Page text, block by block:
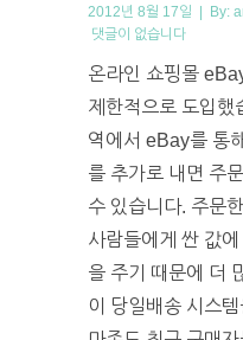
2012년 8월 17일 | By:
댓글이 없습니다
온라인 쇼핑몰
제한적으로 도입했
역에서 eBay를 통
를 추가로 내면 주
수 있습니다. 주문
사람들에게 싼 값
을 주기 때문에 더
이 당일배송 시스